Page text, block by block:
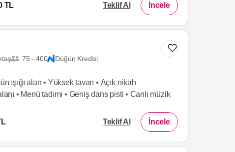
TL Teklif Al İncele
75 - 400 Düğün Kredisi
ışığı alan • Yüksek tavan • Açık nikah
• Menü tadımı • Geniş dans pisti • Canlı müzik
Teklif Al İncele